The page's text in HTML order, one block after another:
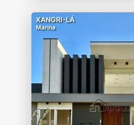
XANGRI-LÁ
Marina